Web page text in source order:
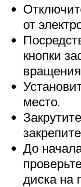
от
кнопки
место.
До
диска на